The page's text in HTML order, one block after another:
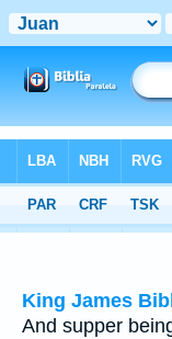
Multilingual > John 13:2
King James
And supper